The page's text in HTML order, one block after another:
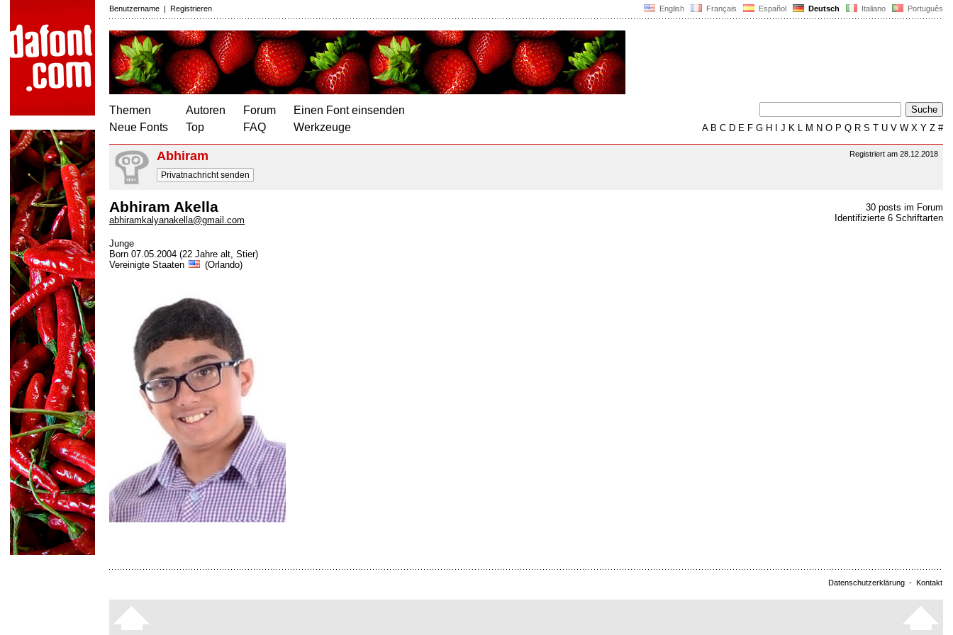
English Français Español Deutsch Italiano Português
Benutzername | Registrieren
Themen
Neue Fonts
Autoren
Top
Forum
FAQ
Einen Font einsenden
Werkzeuge
AB C D E F G H J K L M N O P Q R S T U V W X Y Z #
Registriert am 28.12.2018
Abhiram
Privatnachricht senden
30 posts im Forum
Identifizierte 6 Schriftarten
Abhiram Akella
abhiramkalyanakella@gmail.com
Junge
Born 07.05.2004 (22 Jahre alt, Stier)
Vereinigte Staaten
(Orlando)
Datenschutzerklärung - Kontakt